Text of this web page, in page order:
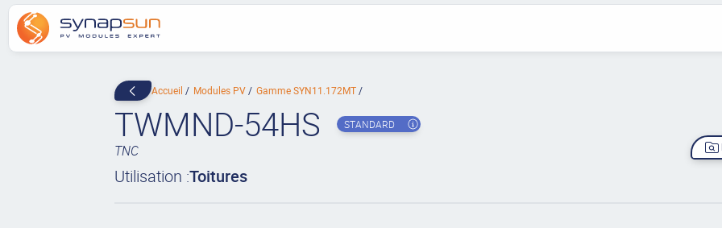
Accueil Modules PV Gamme SYN11.172MT
TWMND-54HS STANDARD
TNC
Utilisation :Toitures